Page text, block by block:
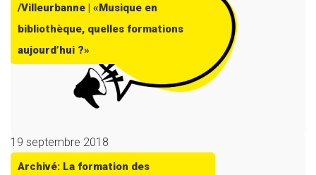
/Villeurbanne | «Musique en
bibliothèque, quelles formations
aujourd’hui ?»
19 septembre 2018
Archivé: La formation des